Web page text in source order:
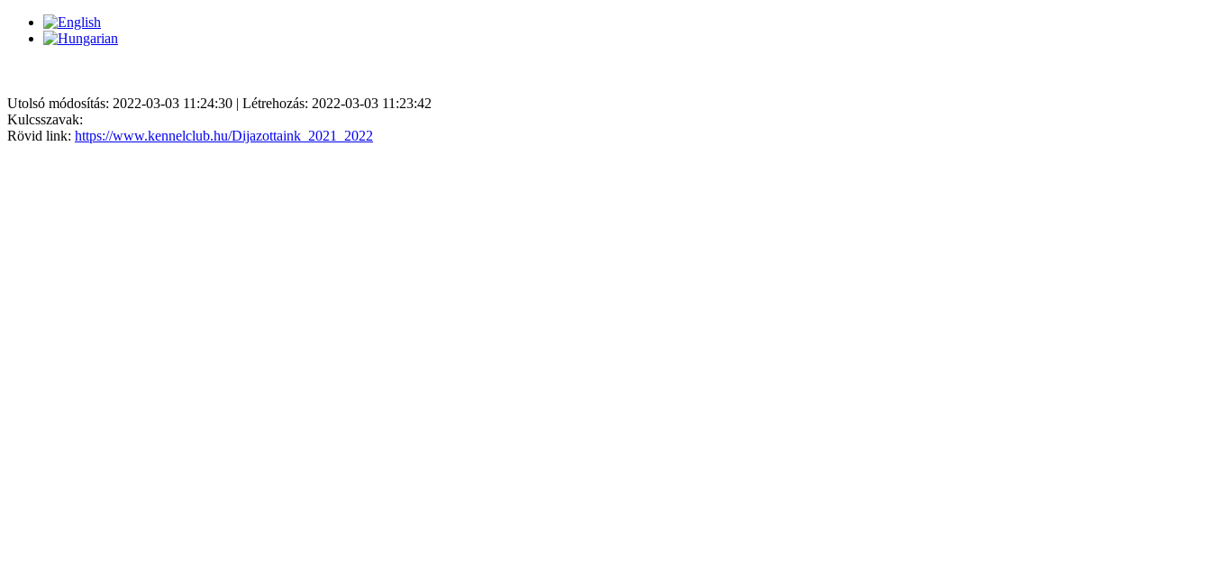
Utolsó módosítás: 2022-03-03 11:24:30 | Létrehozás: 2022-03-03 11:23:42
Kulcsszavak:
Rövid link: https://www.kennelclub.hu/Dijazottaink_2021_2022